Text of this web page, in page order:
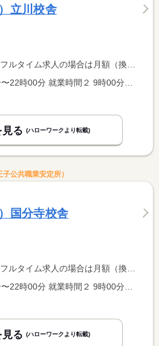
立川校舎
月額（換算額）、パート求人の場合は時間額を表示しています。
就業時間１ 15時00分〜22時00分 就業時間２ 9時00分〜22時00分 就業時間に関する特記事項 開塾時間：平日は（１）、土・日は（２） <BR> <BR> ＊９：００〜２２：００の間の実働２〜８時間程度（応相談）
る (ハローワークより転載)
公共職業安定所）
国分寺校舎
月額（換算額）、パート求人の場合は時間額を表示しています。
就業時間１ 15時00分〜22時00分 就業時間２ 9時00分〜22時00分 就業時間に関する特記事項 開塾時間：平日は（１）、土・日は（２） <BR> <BR> ＊９：００〜２２：００の間の実働２〜８時間程度（応相談）
る (ハローワークより転載)